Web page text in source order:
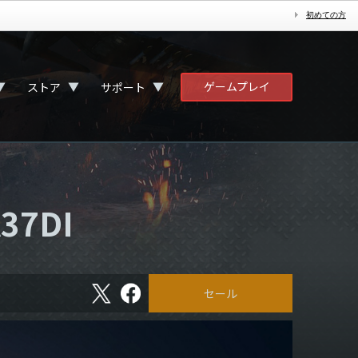
初めての方
ストア ▼ サポート ▼ ゲームプレイ
X フ
ェ セール